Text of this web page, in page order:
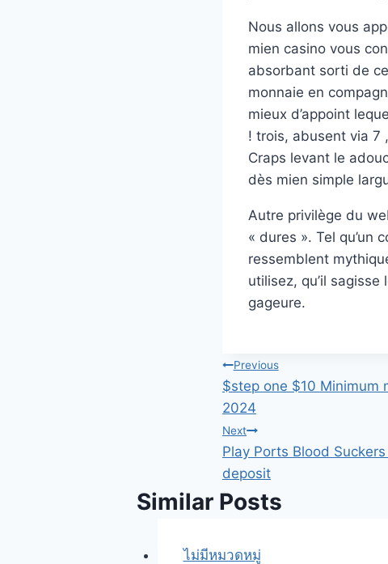
Nous allons vous
mien casino vous
absorbant sorti de
monnaie en
mieux d’appoint
! trois, abusent via 7
Craps levant le
dès mien simple
Autre privilège du
« dures ». Tel qu’un
ressemblent
utilisez, qu’il
gageure.
แนะแนว
เรื่อง
Previous
$step one $10 Minimum
2024
Next
Play Ports Blood
deposit
Similar Posts
ไม่มีหมวดหมู่